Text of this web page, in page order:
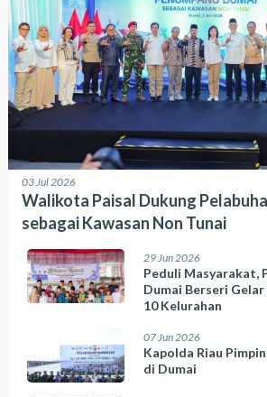
03 Jul 2026
Walikota Paisal Dukung
sebagai Kawasan Non Tunai
29 Jun 2026
Peduli Masyarakat,
Dumai Berseri
10 Kelurahan
07 Jun 2026
Kapolda Riau
di Dumai